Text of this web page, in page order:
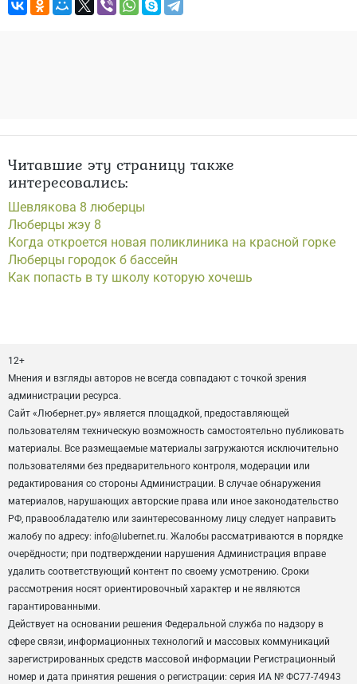
Читавшие эту страницу также
интересовались:
Шевлякова 8 люберцы
Люберцы жэу 8
Когда откроется новая поликлиника на красной горке
Люберцы городок б бассейн
Как попасть в ту школу которую хочешь
12+
Мнения и взгляды авторов не всегда совпадают с точкой зрения
администрации ресурса.
Сайт «Любернет.ру» является площадкой, предоставляющей
пользователям техническую возможность самостоятельно публиковать
материалы. Все размещаемые материалы загружаются исключительно
пользователями без предварительного контроля, модерации или
редактирования со стороны Администрации. В случае обнаружения
материалов, нарушающих авторские права или иное законодательство
РФ, правообладателю или заинтересованному лицу следует направить
жалобу по адресу: info@lubernet.ru. Жалобы рассматриваются в порядке
очерёдности; при подтверждении нарушения Администрация вправе
удалить соответствующий контент по своему усмотрению. Сроки
рассмотрения носят ориентировочный характер и не являются
гарантированными.
Действует на основании решения Федеральной служба по надзору в
сфере связи, информационных технологий и массовых коммуникаций
зарегистрированных средств массовой информации Регистрационный
номер и дата принятия решения о регистрации: серия ИА № ФС77-74943